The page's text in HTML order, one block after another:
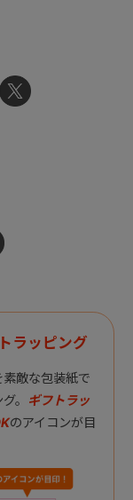
ラッピング
素敵な包装紙で
。 ギフトラッ
のアイコンが目